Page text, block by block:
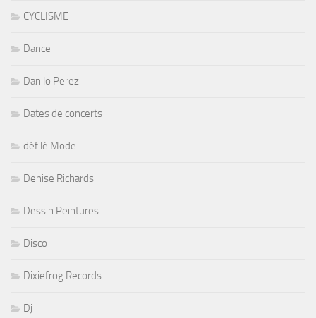
CYCLISME
Dance
Danilo Perez
Dates de concerts
défilé Mode
Denise Richards
Dessin Peintures
Disco
Dixiefrog Records
Dj